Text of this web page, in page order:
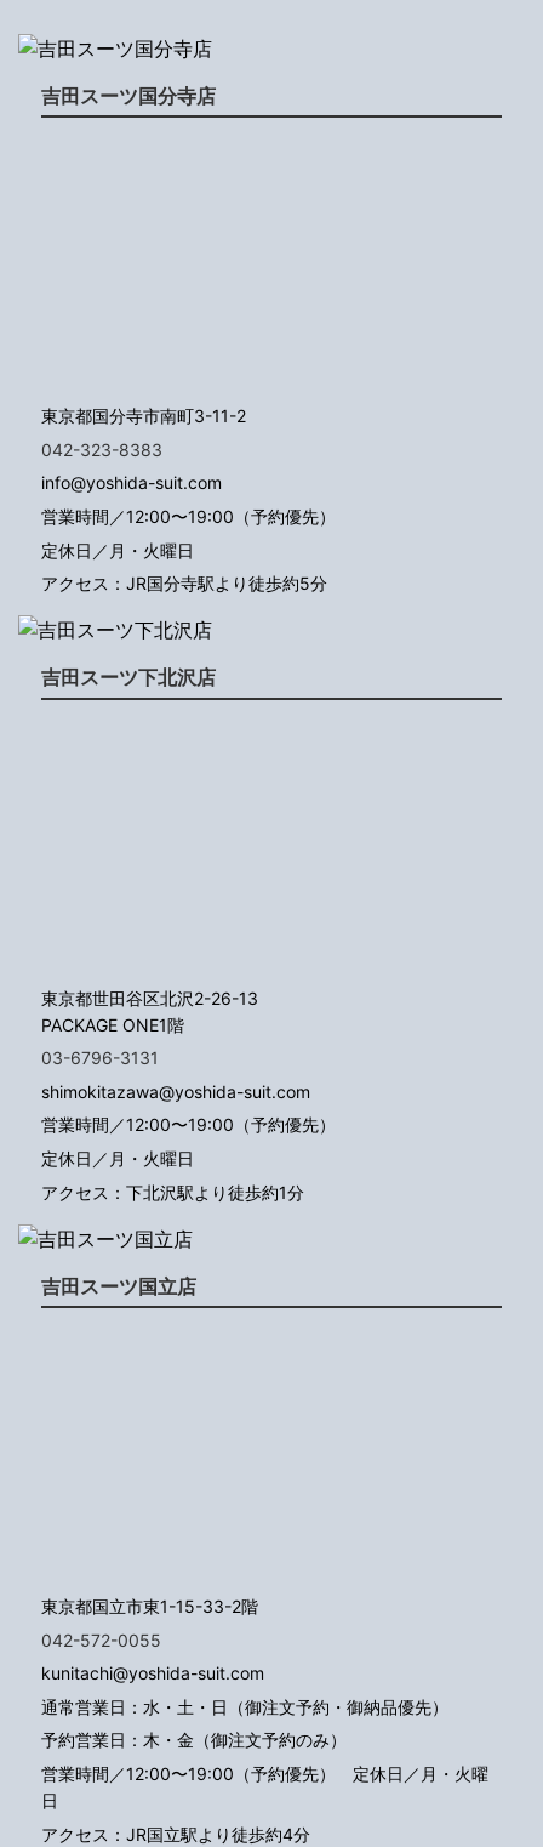
吉田スーツ国分寺店
東京都国分寺市南町3-11-2
042-323-8383
info@yoshida-suit.com
営業時間／12:00〜19:00（予約優先）
定休日／月・火曜日
アクセス：JR国分寺駅より徒歩約5分
吉田スーツ下北沢店
東京都世田谷区北沢2-26-13
PACKAGE ONE1階
03-6796-3131
shimokitazawa@yoshida-suit.com
営業時間／12:00〜19:00（予約優先）
定休日／月・火曜日
アクセス：下北沢駅より徒歩約1分
吉田スーツ国立店
東京都国立市東1-15-33-2階
042-572-0055
kunitachi@yoshida-suit.com
通常営業日：水・土・日（御注文予約・御納品優先）
予約営業日：木・金（御注文予約のみ）
営業時間／12:00〜19:00（予約優先） 定休日／月・火曜
日
アクセス：JR国立駅より徒歩約4分